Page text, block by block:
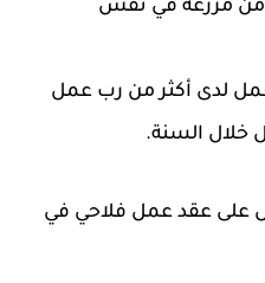
من مزرعة في نفس
لدى أكثر من رب عمل
على عقد عمل فلاحي في